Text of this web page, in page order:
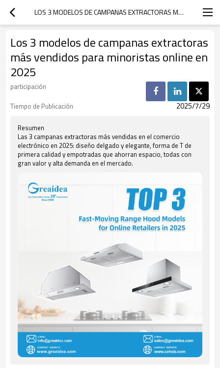
LOS 3 MODELOS DE CAMPANAS EXTRACTORAS MÁS VENDIDOS PARA MINORISTAS ONLINE EN 2025
Los 3 modelos de campanas extractoras
más vendidos para minoristas online en
2025
participación
Tiempo de Publicación
2025/7/29
Resumen
Las 3 campanas extractoras más vendidas en el comercio
electrónico en 2025: diseño delgado y elegante, forma de T de
primera calidad y empotradas que ahorran espacio, todas con
gran valor y alta demanda en el mercado.